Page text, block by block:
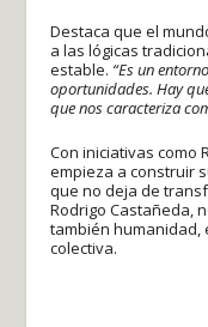
Destaca que el
a las lógicas
estable. “Es un
oportunidades. Hay
que nos caracteriza
Con iniciativas como
empieza a construir
que no deja de
Rodrigo Castañeda,
también humanidad,
colectiva.